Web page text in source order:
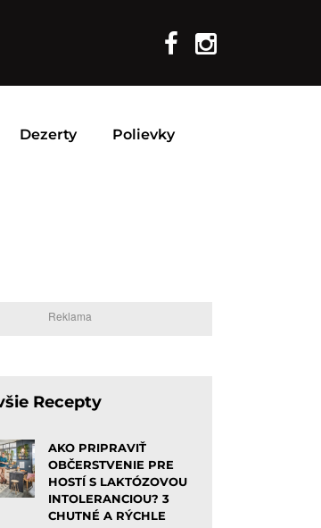
Dezerty Polievky
Reklama
Recepty
AKO PRIPRAVIŤ
OBČERSTVENIE PRE
HOSTÍ S LAKTÓZOVOU
INTOLERANCIOU? 3
CHUTNÉ A RÝCHLE